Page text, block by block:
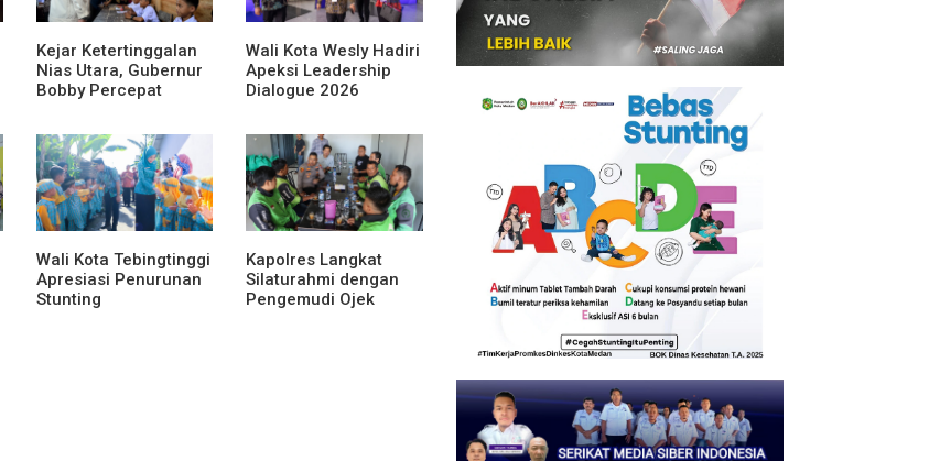
Kejar Ketertinggalan
Nias Utara, Gubernur
Bobby Percepat
Gedung SMPN 4 Sitoli
Ori
Wali Kota Wesly Hadiri
Apeksi Leadership
Dialogue 2026
Transformasi Digital
Wali Kota Tebingtinggi
Apresiasi Penurunan
Stunting
Kapolres Langkat
Silaturahmi dengan
Pengemudi Ojek